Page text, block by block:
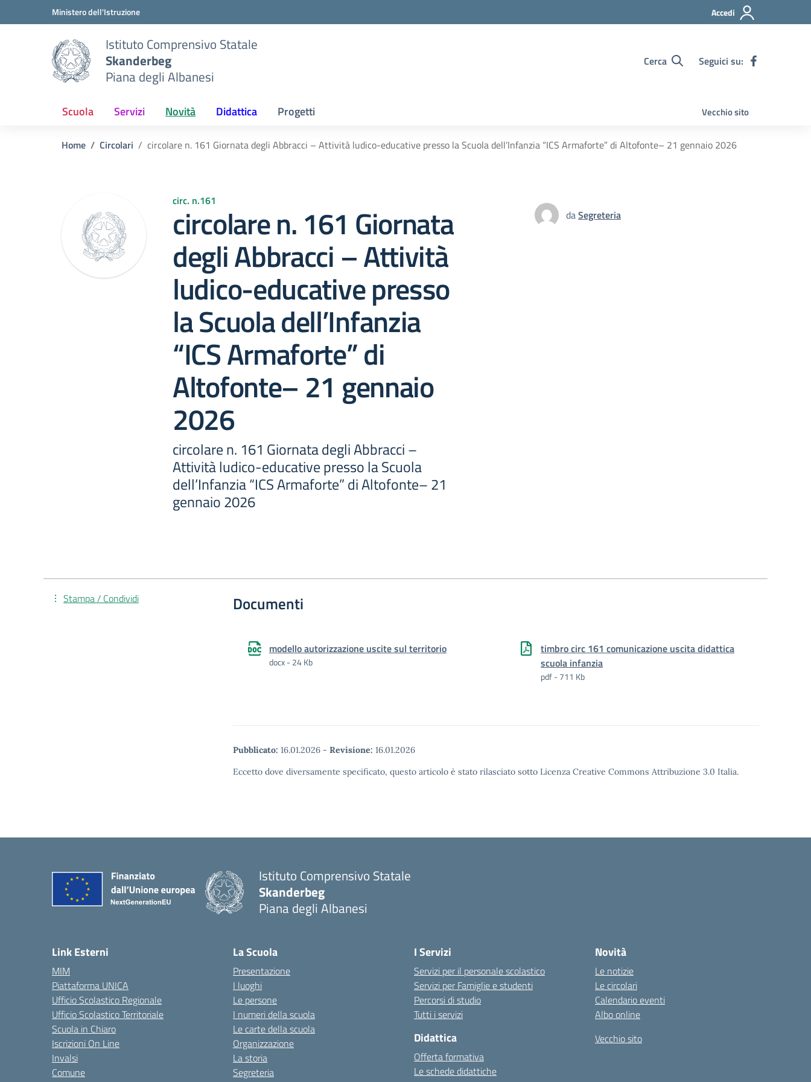
Vai ai contenuti
Vai al menu di navigazione
Ministero dell'Istruzione Accedi
Istituto Comprensivo Statale
Skanderbeg
Piana degli Albanesi
Cerca Seguici su:
Scuola Servizi Novità Didattica Progetti Vecchio sito
Home Circolari circolare n. 161 Giornata degli Abbracci – Attività ludico-educative presso la Scuola dell’Infanzia “ICS Armaforte” di Altofonte– 21 gennaio 2026
circ. n.161
circolare n. 161 Giornata
degli Abbracci – Attività
ludico-educative presso
la Scuola dell’Infanzia
“ICS Armaforte” di
Altofonte– 21 gennaio
2026
circolare n. 161 Giornata degli Abbracci –
Attività ludico-educative presso la Scuola
dell’Infanzia “ICS Armaforte” di Altofonte– 21
gennaio 2026
daSegreteria
Documenti
modello autorizzazione uscite sul territorio
docx - 24 Kb
timbro circ 161 comunicazione uscita didattica
scuola infanzia
pdf - 711 Kb
Pubblicato: 16.01.2026 - Revisione: 16.01.2026
Eccetto dove diversamente specificato, questo articolo è stato rilasciato sotto Licenza Creative Commons Attribuzione 3.0 Italia.
Stampa / Condividi
Istituto Comprensivo Statale
Skanderbeg
Piana degli Albanesi
Link Esterni
MIM
Piattaforma UNICA
Ufficio Scolastico Regionale
Ufficio Scolastico Territoriale
Scuola in Chiaro
Iscrizioni On Line
Invalsi
Comune
La Scuola
Presentazione
I luoghi
Le persone
I numeri della scuola
Le carte della scuola
Organizzazione
La storia
Segreteria
I Servizi
Servizi per il personale scolastico
Servizi per Famiglie e studenti
Percorsi di studio
Tutti i servizi
Didattica
Offerta formativa
Le schede didattiche
Novità
Le notizie
Le circolari
Calendario eventi
Albo online
Vecchio sito